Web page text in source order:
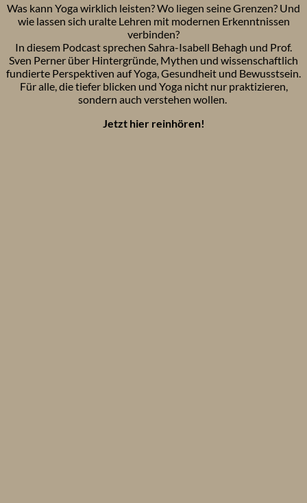
Was kann Yoga wirklich leisten? Wo liegen seine Grenzen? Und
wie lassen sich uralte Lehren mit modernen Erkenntnissen
verbinden?
In diesem Podcast sprechen Sahra-Isabell Behagh und Prof.
Sven Perner über Hintergründe, Mythen und wissenschaftlich
fundierte Perspektiven auf Yoga, Gesundheit und Bewusstsein.
Für alle, die tiefer blicken und Yoga nicht nur praktizieren,
sondern auch verstehen wollen.
Jetzt hier reinhören!